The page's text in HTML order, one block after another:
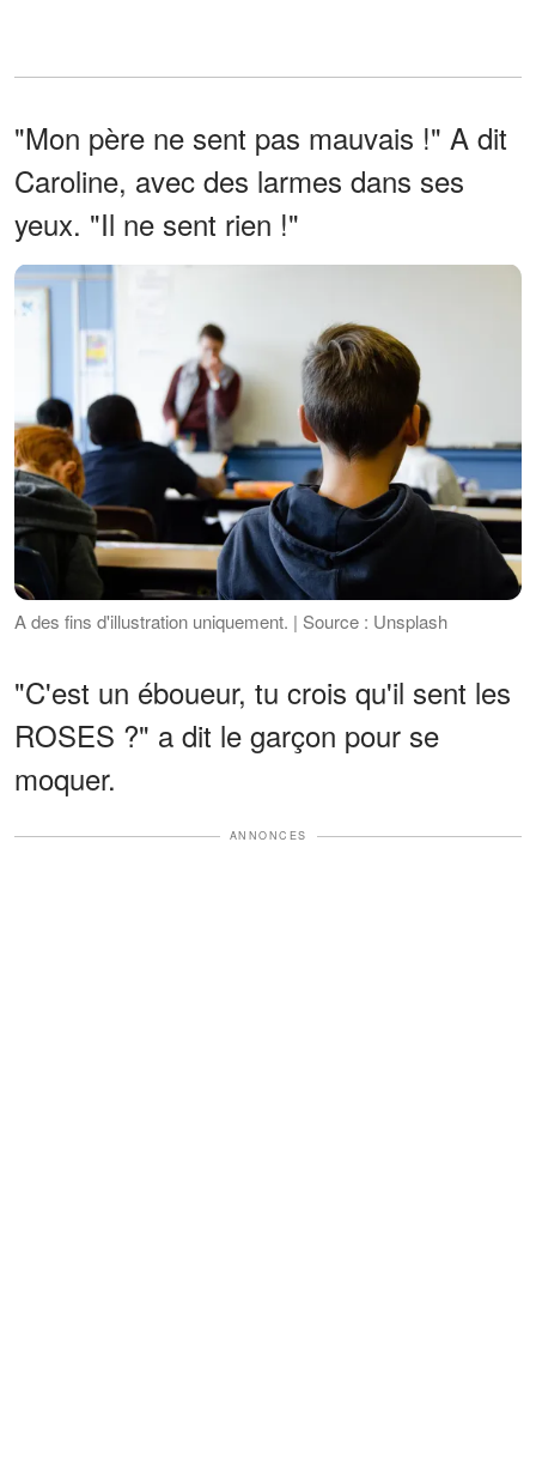
"Mon père ne sent pas mauvais !" A dit
Caroline, avec des larmes dans ses
yeux. "Il ne sent rien !"
A des fins d'illustration uniquement. | Source : Unsplash
"C'est un éboueur, tu crois qu'il sent les
ROSES ?" a dit le garçon pour se
moquer.
ANNONCES